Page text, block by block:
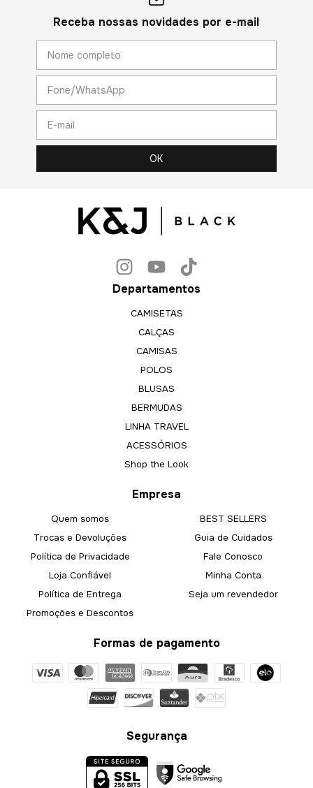
Receba nossas novidades por e-mail
Departamentos
CAMISETAS
CALÇAS
CAMISAS
POLOS
BLUSAS
BERMUDAS
LINHA TRAVEL
ACESSÓRIOS
Shop the Look
Empresa
Quem somos
Trocas e Devoluções
Política de Privacidade
Loja Confiável
Política de Entrega
Promoções e Descontos
BEST SELLERS
Guia de Cuidados
Fale Conosco
Minha Conta
Seja um revendedor
Formas de pagamento
Segurança